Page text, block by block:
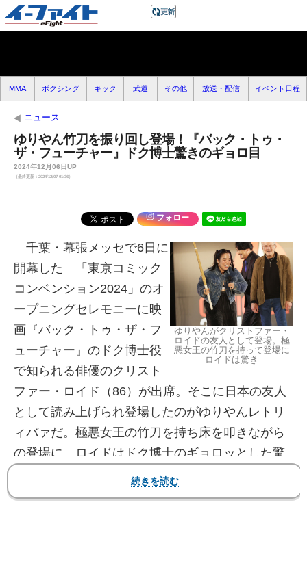
MMA ボクシング キック 武道 その他 放送・配信 イベント日程
ニュース
ゆりやん竹刀を振り回し登場！『バック・トゥ・
ザ・フューチャー』ドク博士驚きのギョロ目
2024年12月06日UP
（最終更新：2024/12/07 01:36）
フォロー
ゆりやんがクリストファー・
ロイドの友人として登場。極
悪女王の竹刀を持って登場に
ロイドは驚き
千葉・幕張メッセで6日に
開幕した 「東京コミック
コンベンション2024」のオ
ープニングセレモニーに映
画『バック・トゥ・ザ・フ
ューチャー』のドク博士役
で知られる俳優のクリスト
ファー・ロイド（86）が出席。そこに日本の友人
として読み上げられ登場したのがゆりやんレトリ
ィバァだ。極悪女王の竹刀を持ち床を叩きながら
の登場に、ロイドはドク博士のギョロッとした驚
いた目でゆりやんを見つめた。